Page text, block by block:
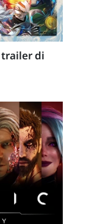
trailer di